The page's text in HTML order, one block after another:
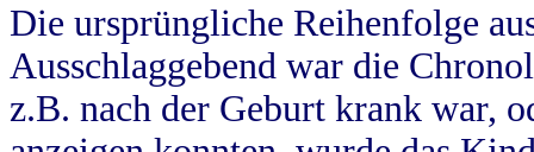
Die ursprüngliche Reihenfolge
Ausschlaggebend war die
z.B. nach der Geburt krank war,